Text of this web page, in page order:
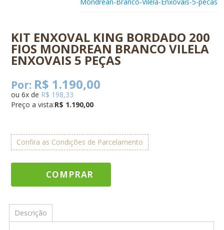
KIT ENXOVAL KING BORDADO 200
FIOS MONDREAN BRANCO VILELA
ENXOVAIS 5 PEÇAS
Por: R$ 1.190,00
ou6x de R$ 198,33
Preço a vista:R$ 1.190,00
Confira as Condições de Parcelamento
COMPRAR
Descrição